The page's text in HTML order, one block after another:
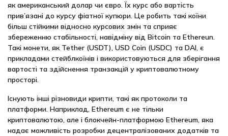
як американський долар чи євро. Їх курс або вартість
прив’язані до курсу фіатної купюри. Це робить такі коїни
більш стійкими відносно курсових змін та сприяє
збереженню стабільності, навідміну від Bitcoin та Ethereun.
Такі монети, як Tether (USDT), USD Coin (USDC) та DAI, є
прикладами стейблкоїнів і використовуються для зберігання
вартості та здійснення транзакцій у криптовалютному
просторі.
Існують інші різновиди крипти, такі як протоколи та
платформи. Наприклад, Ethereum є не тільки
криптовалютою, але і блокчейн-платформою Ethereum, яка
надає можливість розробки децентралізованих додатків та